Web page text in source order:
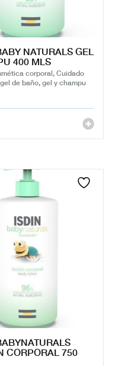
NATURALS GEL
400 MLS
corporal, Cuidado
de baño, gel y champu
CORPORAL 750